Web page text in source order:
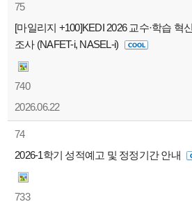
75
[마일리지 +100]KEDI 2026 교수·학습 혁
조사 (NAFET-i, NASEL-i)
740
2026.06.22
74
2026-1학기 성적예고 및 정정기간 안내
733